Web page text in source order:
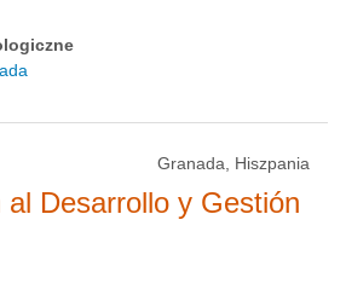
Granada, Hiszpania
al Desarrollo y Gestión